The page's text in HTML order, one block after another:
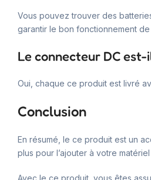
Vous pouvez trouver des
garantir le bon fonctionnement
Le connecteur DC est-
Oui, chaque ce produit est livré
Conclusion
En résumé, le ce produit est un
plus pour l’ajouter à votre
Avec le ce produit, vous êtes